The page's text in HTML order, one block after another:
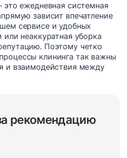
это ежедневная системная
зависит впечатление
сервисе и удобных
или неаккуратная уборка
Поэтому четко
клининга так важны
и взаимодействия между
рекомендацию